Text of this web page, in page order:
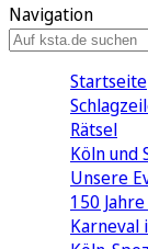
Navigation
Startseite
Rätsel
Köln und
Unsere
150
Karneval